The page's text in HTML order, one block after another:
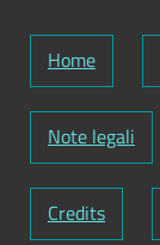
Home
Note legali
Credits